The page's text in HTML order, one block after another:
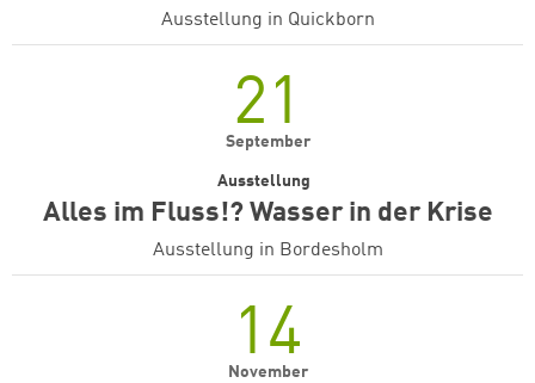
Ausstellung in Quickborn
21
September
Alles im Fluss!? Wasser in der Krise
Ausstellung
Ausstellung in Bordesholm
14
November